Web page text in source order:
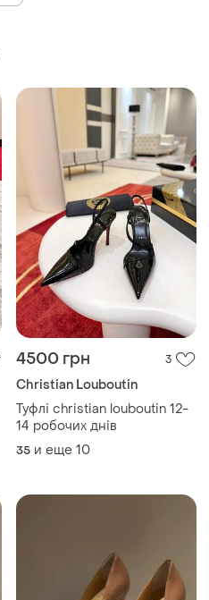
4500 грн 3
Christian Louboutin
Туфлі christian louboutin 12-
14 робочих днів
35 и еще 10